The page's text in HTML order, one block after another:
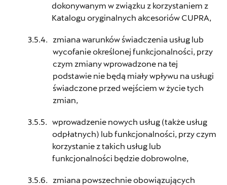
dokonywanym w związku z korzystaniem z
Katalogu oryginalnych akcesoriów CUPRA,
zmiana warunków świadczenia usług lub
wycofanie określonej funkcjonalności, przy
czym zmiany wprowadzone na tej
podstawie nie będą miały wpływu na usługi
świadczone przed wejściem w życie tych
zmian,
wprowadzenie nowych usług (także usług
odpłatnych) lub funkcjonalności, przy czym
korzystanie z takich usług lub
funkcjonalności będzie dobrowolne,
zmiana powszechnie obowiązujących